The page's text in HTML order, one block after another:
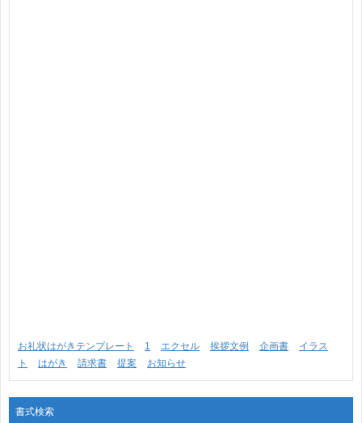
お礼状はがきテンプレート 1 エクセル 挨拶文例 企画書
イラス
ト
はがき 請求書 提案 お知らせ
書式検索